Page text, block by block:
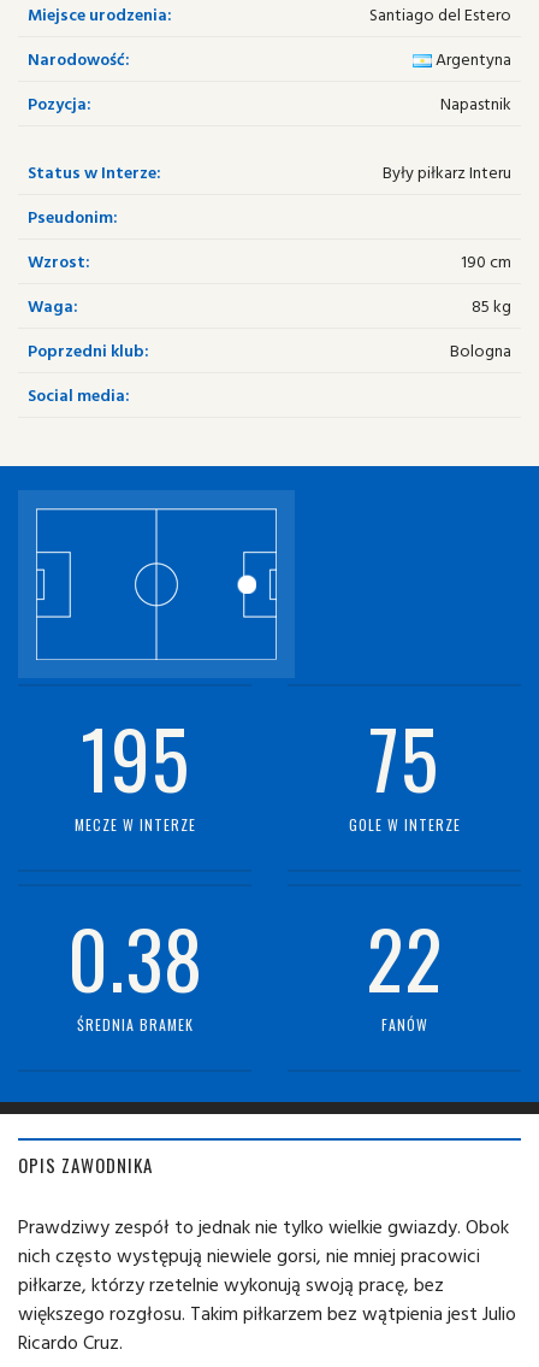
Miejsce urodzenia:
Santiago del Estero
Narodowość:
Argentyna
Pozycja:
Napastnik
Status w Interze:
Były piłkarz Interu
Pseudonim:
Wzrost:
190 cm
Waga:
85 kg
Poprzedni klub:
Bologna
Social media:
195
MECZE W INTERZE
75
GOLE W INTERZE
0.38
ŚREDNIA BRAMEK
22
FANÓW
OPIS ZAWODNIKA
Prawdziwy zespół to jednak nie tylko wielkie gwiazdy. Obok
nich często występują niewiele gorsi, nie mniej pracowici
piłkarze, którzy rzetelnie wykonują swoją pracę, bez
większego rozgłosu. Takim piłkarzem bez wątpienia jest Julio
Ricardo Cruz.